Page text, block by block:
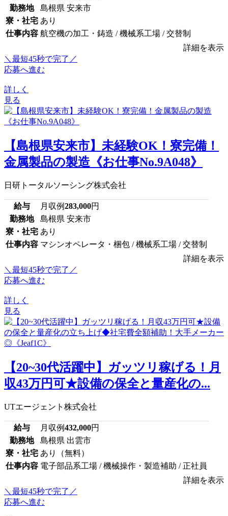
勤務地
島根県 安来市
寮・社宅 あり
仕事内容 航空機の加工・鋳造 / 機械系工場 / 交替制
詳細を表示
＼最短45秒で完了／
応募へ進む
詳しく
見る
【島根県安来市】未経験OK！寮完備！
金属製品の製造《お仕事No.9A048》
日研トータルソーシング株式会社
給与 月収例283,000円
勤務地
島根県 安来市
寮・社宅 あり
仕事内容 マシンオペレータ・梱包 / 機械系工場 / 交替制
詳細を表示
＼最短45秒で完了／
応募へ進む
詳しく
見る
【20~30代活躍中】ガッツリ稼げる！月
収43万円可★設備の保全と量産化の...
UTエージェント株式会社
給与 月収例432,000円
勤務地
島根県 出雲市
寮・社宅 あり（無料）
仕事内容 電子部品系工場 / 機械操作・製造補助 / 正社員
詳細を表示
＼最短45秒で完了／
応募へ進む